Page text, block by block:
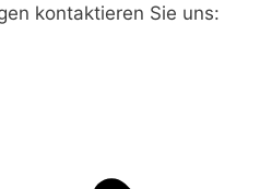
kontaktieren Sie uns: